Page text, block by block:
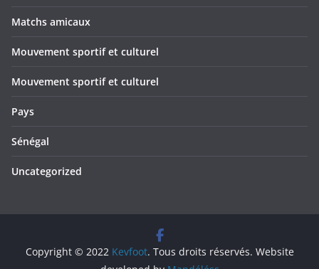
Matchs amicaux
Mouvement sportif et culturel
Mouvement sportif et culturel
Pays
Sénégal
Uncategorized
Copyright © 2022 Kevfoot. Tous droits réservés. Website